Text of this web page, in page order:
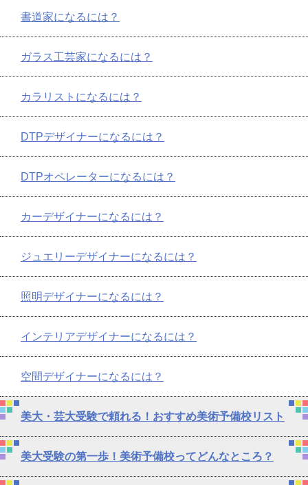
書道家になるには？
ガラス工芸家になるには？
カラリストになるには？
DTPデザイナーになるには？
DTPオペレーターになるには？
カーデザイナーになるには？
ジュエリーデザイナーになるには？
照明デザイナーになるには？
インテリアデザイナーになるには？
空間デザイナーになるには？
美大・芸大受験で頼れる！おすすめ美術予備校リスト
美大受験の第一歩！美術予備校ってどんなところ？